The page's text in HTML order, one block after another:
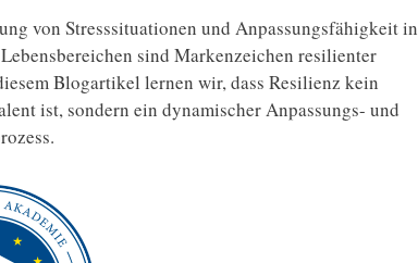
von Stresssituationen und Anpassungsfähigkeit in
sind Markenzeichen resilienter
Blogartikel lernen wir, dass Resilienz kein
ist, sondern ein dynamischer Anpassungs- und